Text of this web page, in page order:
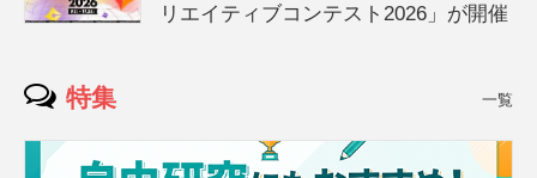
リエイティブコンテスト2026」が開催
特集 一覧